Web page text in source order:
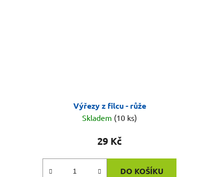
Výřezy z filcu - růže
Skladem (10 ks)
29 Kč
DO KOŠÍKU